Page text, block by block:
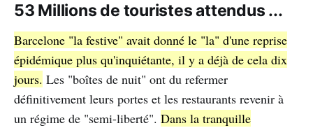
53 Millions de touristes attendus ...
Barcelone "la festive" avait donné le "la" d'une reprise
épidémique plus qu'inquiétante, il y a déjà de cela dix
jours. Les "boîtes de nuit" ont du refermer
définitivement leurs portes et les restaurants revenir à
un régime de "semi-liberté". Dans la tranquille